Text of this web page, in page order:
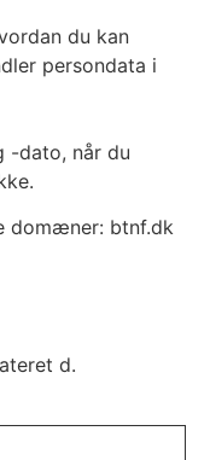
du kan
persondata i
-dato, når du
domæner: btnf.dk
d.